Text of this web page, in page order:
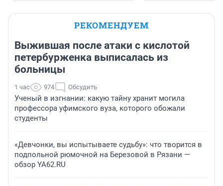
РЕКОМЕНДУЕМ
Выжившая после атаки с кислотой
петербурженка выписалась из
больницы
1 час 974 Обсудить
Ученый в изгнании: какую тайну хранит могила
профессора уфимского вуза, которого обожали
студенты
«Девчонки, вы испытываете судьбу»: что творится в
подпольной рюмочной на Березовой в Рязани —
обзор YA62.RU